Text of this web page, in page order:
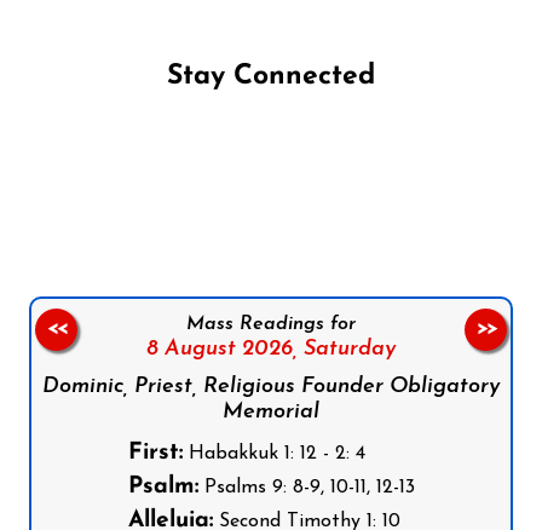
Stay Connected
Mass Readings for
8 August 2026, Saturday
Dominic, Priest, Religious Founder Obligatory
Memorial
First:Habakkuk 1: 12 - 2: 4
Psalm:Psalms 9: 8-9, 10-11, 12-13
Alleluia:Second Timothy 1: 10
<< >>